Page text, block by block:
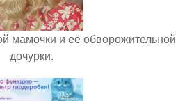
мамочки и её обворожительной
дочурки.